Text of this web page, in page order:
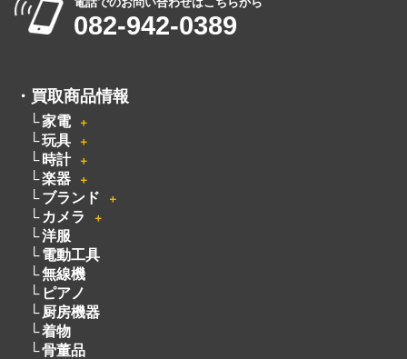
082-942-0389
・ 買取商品情報
家電 ＋
玩具 ＋
時計 ＋
楽器 ＋
ブランド ＋
カメラ ＋
洋服
電動工具
無線機
ピアノ
厨房機器
着物
骨董品